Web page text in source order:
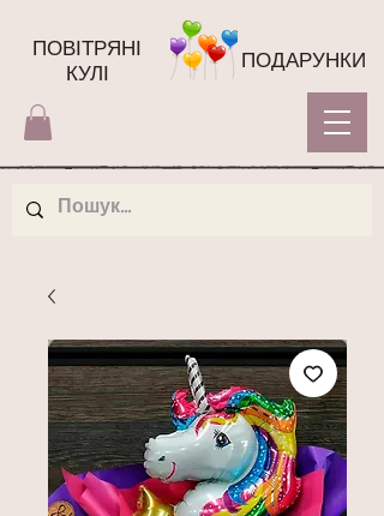
ПОВІТРЯНІ
КУЛІ
ПОДАРУНКИ